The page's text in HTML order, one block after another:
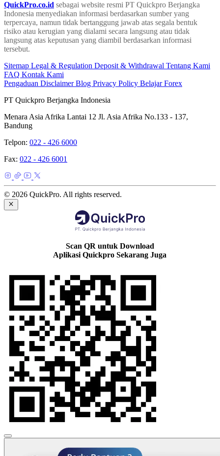
QuickPro.co.id sebagai website resmi PT Quickpro Berjangka
Indonesia menyediakan informasi berdasarkan sumber yang
terpercaya, namun tidak bertanggung jawab atas segala bentuk
risiko atau kerugian yang dialami secara langsung atau tidak
langsung atas keputusan yang diambil berdasarkan informasi
tersebut.
Sitemap Legal & Regulation Deposit & Withdrawal Tentang Kami
FAQ Kontak Kami
Pengaduan DisclaimerBlog Privacy Policy Belajar Forex
PT Quickpro Berjangka Indonesia
Menara Asia Afrika Lantai 12 Jl. Asia Afrika No.133 - 137,
Bandung
Telpon: 022 - 426 6000
Fax: 022 - 426 6001
© 2026 QuickPro. All rights reserved.
Scan QR untuk Download
Aplikasi Quickpro Sekarang Juga